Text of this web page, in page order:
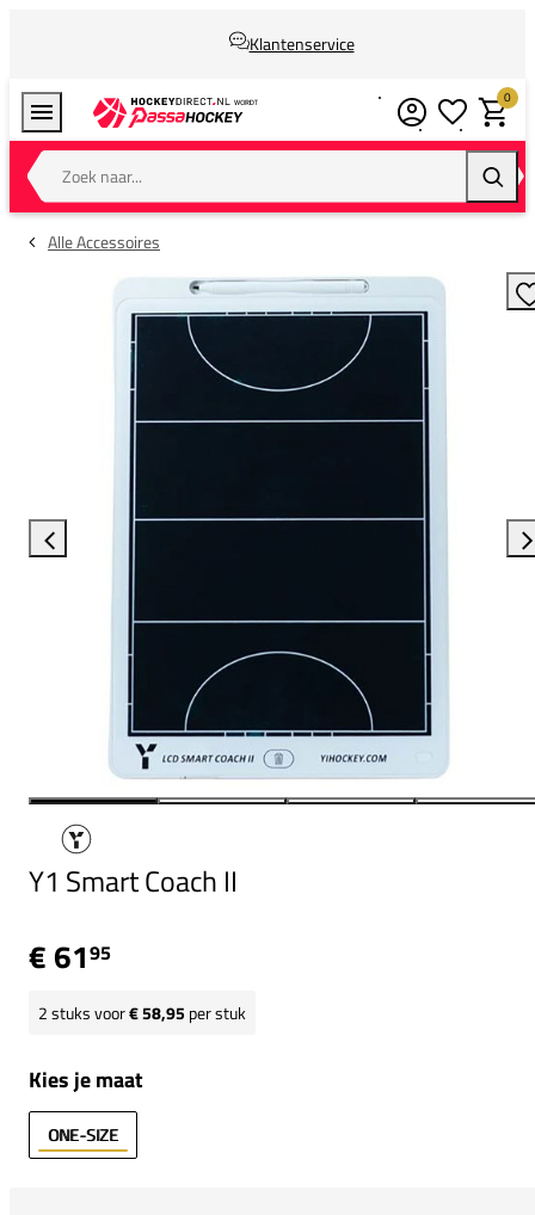
Klantenservice
Zoek naar...
0
Alle Accessoires
Y1 Smart Coach II
€ 6195
2stuks voor€ 58,95 per stuk
Kies je maat
ONE-SIZE